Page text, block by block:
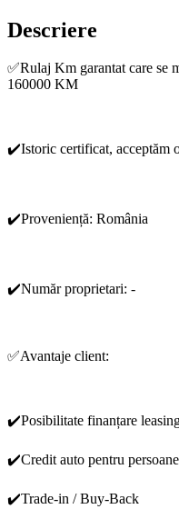
Descriere
✅Rulaj Km garantat care se
160000 KM
✔️Istoric certificat, acceptăm
✔️Proveniență: România
✔️Număr proprietari: -
✅Avantaje client:
✔️Posibilitate finanțare
✔️Credit auto pentru
✔️Trade-in / Buy-Back